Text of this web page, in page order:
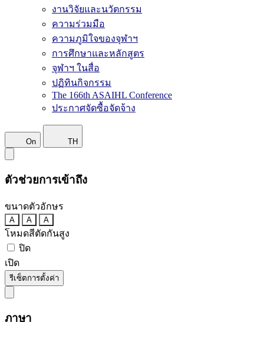
งานวิจัยและนวัตกรรม
ความร่วมมือ
ความภูมิใจของจุฬาฯ
การศึกษาและหลักสูตร
จุฬาฯ ในสื่อ
ปฏิทินกิจกรรม
The 166th ASAIHL Conference
ประกาศจัดซื้อจัดจ้าง
On TH
ตัวช่วยการเข้าถึง
ขนาดตัวอักษร
A A A
โหมดสีตัดกันสูง
ปิด
เปิด
รีเซ็ตการตั้งค่า
ภาษา